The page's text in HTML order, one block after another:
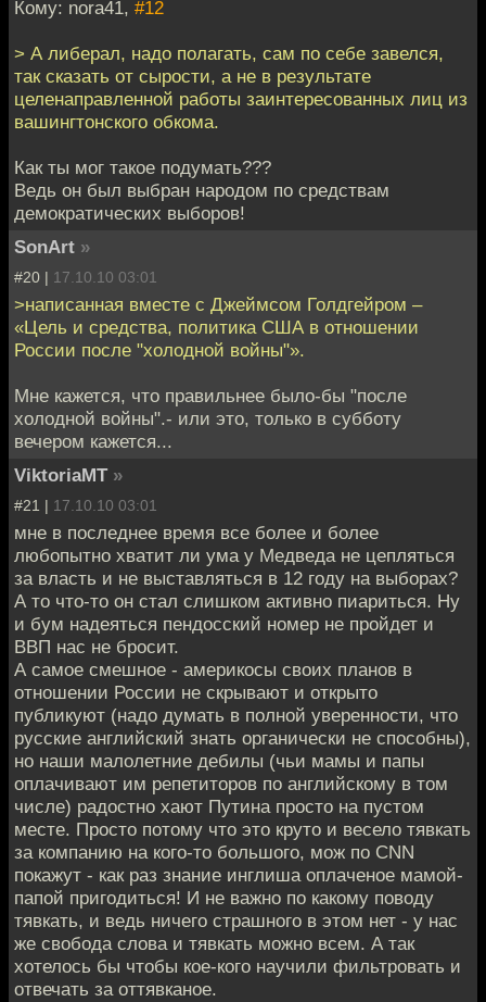
Кому: nora41, #12
> А либерал, надо полагать, сам по себе завелся,
так сказать от сырости, а не в результате
целенаправленной работы заинтересованных лиц из
вашингтонского обкома.
Как ты мог такое подумать???
Ведь он был выбран народом по средствам
демократических выборов!
SonArt »
#20 | 17.10.10 03:01
>написанная вместе с Джеймсом Голдгейром –
«Цель и средства, политика США в отношении
России после "холодной войны"».
Мне кажется, что правильнее было-бы "после
холодной войны".- или это, только в субботу
вечером кажется...
ViktoriaMT »
#21 | 17.10.10 03:01
мне в последнее время все более и более
любопытно хватит ли ума у Медведа не цепляться
за власть и не выставляться в 12 году на выборах?
А то что-то он стал слишком активно пиариться. Ну
и бум надеяться пендосский номер не пройдет и
ВВП нас не бросит.
А самое смешное - америкосы своих планов в
отношении России не скрывают и открыто
публикуют (надо думать в полной уверенности, что
русские английский знать органически не способны),
но наши малолетние дебилы (чьи мамы и папы
оплачивают им репетиторов по английскому в том
числе) радостно хают Путина просто на пустом
месте. Просто потому что это круто и весело тявкать
за компанию на кого-то большого, мож по CNN
покажут - как раз знание инглиша оплаченое мамой-
папой пригодиться! И не важно по какому поводу
тявкать, и ведь ничего страшного в этом нет - у нас
же свобода слова и тявкать можно всем. А так
хотелось бы чтобы кое-кого научили фильтровать и
отвечать за оттявканое.